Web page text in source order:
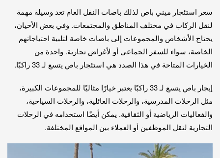
سعر استئجار ميني باص لذلك باصات النقل العام تعد وسيلة مهمة
لنقل الركاب في مختلف المناطق والمجتمعات. وفي بعض الأحيان،
يحتاج الأشخاص والمجموعات إلى باصات خاصة لتلبية احتياجاتهم
الخاصة، سواء للسفر الجماعي أو لأغراض تجارية. واحدة من
الخيارات المتاحة في هذا الصدد هي استئجار باص يتسع لـ 33 راكبًا.
إيجار باص يتسع لـ 33 راكبًا يعتبر خيارًا مثاليًا للمجموعات الكبيرة،
مثل الرحلات المدرسية، والرحلات العائلية، والرحلات السياحية،
والفعاليات الرياضية أو الثقافية. يمكن أيضًا استخدامه في الرحلات
التجارية لنقل الموظفين أو العملاء بين المواقع المختلفة.